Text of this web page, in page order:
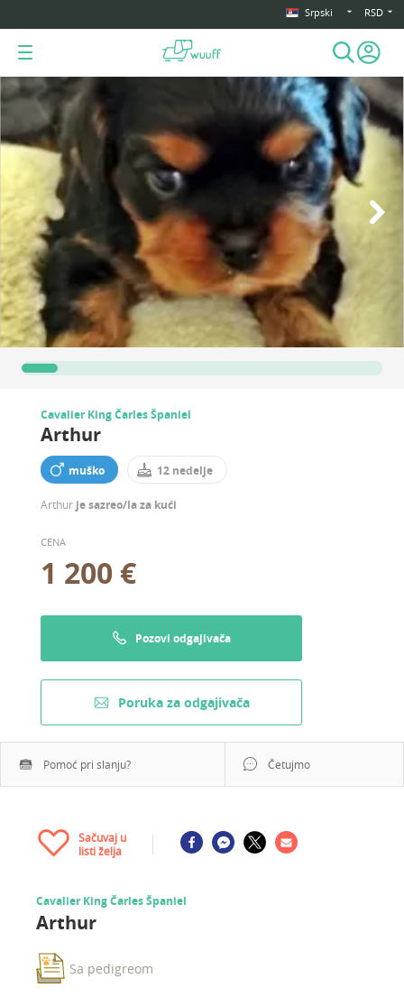
Srpski RSD
Cavalier King Čarles Španiel
Arthur
muško 12 nedelje
Arthur je sazreo/la za kući
CENA
1 200 €
Pozovi odgajivača
Poruka za odgajivača
Pomoć pri slanju? Četujmo
Sačuvaj u
listi želja
Cavalier King Čarles Španiel
Arthur
Sa pedigreom